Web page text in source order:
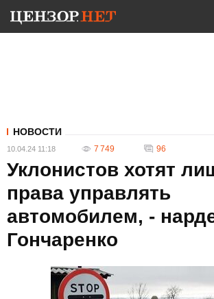
НОВОСТИ
10.04.24 11:18 7 749 96
Уклонистов хотят
права управлять
автомобилем, -
Гончаренко